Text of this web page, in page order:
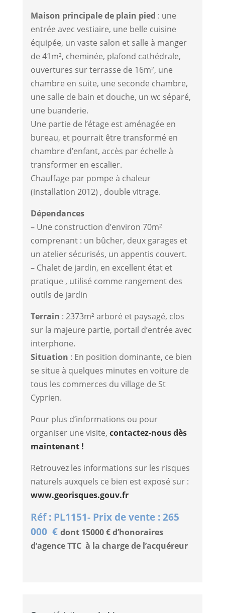
Maison principale de plain pied : une
entrée avec vestiaire, une belle cuisine
équipée, un vaste salon et salle à manger
de 41m², cheminée, plafond cathédrale,
ouvertures sur terrasse de 16m², une
chambre en suite, une seconde chambre,
une salle de bain et douche, un wc séparé,
une buanderie.
Une partie de l’étage est aménagée en
bureau, et pourrait être transformé en
chambre d’enfant, accès par échelle à
transformer en escalier.
Chauffage par pompe à chaleur
(installation 2012) , double vitrage.
Dépendances
– Une construction d’environ 70m²
comprenant : un bûcher, deux garages et
un atelier sécurisés, un appentis couvert.
– Chalet de jardin, en excellent état et
pratique , utilisé comme rangement des
outils de jardin
Terrain : 2373m² arboré et paysagé, clos
sur la majeure partie, portail d’entrée avec
interphone.
Situation : En position dominante, ce bien
se situe à quelques minutes en voiture de
tous les commerces du village de St
Cyprien.
Pour plus d’informations ou pour
organiser une visite, contactez-nous dès
maintenant !
Retrouvez les informations sur les risques
naturels auxquels ce bien est exposé sur :
www.georisques.gouv.fr
Réf : PL1151- Prix de vente : 265
000 € dont 15000 € d’honoraires
d’agence TTC à la charge de l’acquéreur